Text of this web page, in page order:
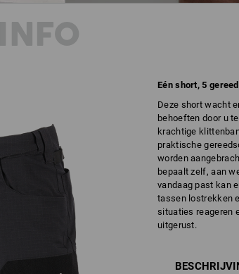
Eén short, 5
Deze short wacht
behoeften door u
krachtige
praktische
worden
bepaalt zelf, aan
vandaag past kan
tassen lostrekken
situaties reageren
uitgerust.